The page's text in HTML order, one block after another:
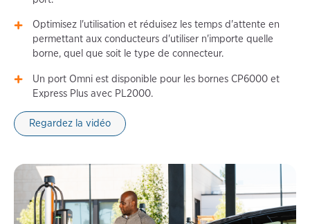
Optimisez l'utilisation et réduisez les temps d'attente en
permettant aux conducteurs d'utiliser n'importe quelle
borne, quel que soit le type de connecteur.
Un port Omni est disponible pour les bornes CP6000 et
Express Plus avec PL2000.
Regardez la vidéo